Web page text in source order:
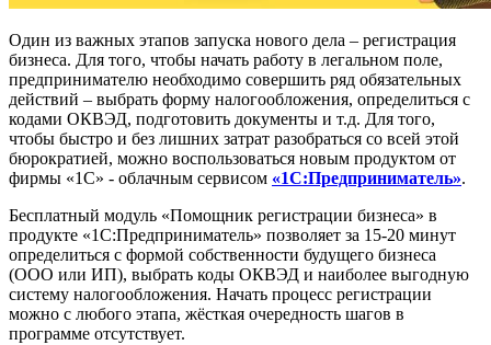
Один из важных этапов запуска нового дела – регистрация
бизнеса. Для того, чтобы начать работу в легальном поле,
предпринимателю необходимо совершить ряд обязательных
действий – выбрать форму налогообложения, определиться с
кодами ОКВЭД, подготовить документы и т.д. Для того,
чтобы быстро и без лишних затрат разобраться со всей этой
бюрократией, можно воспользоваться новым продуктом от
фирмы «1С» - облачным сервисом «1С:Предприниматель».
Бесплатный модуль «Помощник регистрации бизнеса» в
продукте «1С:Предприниматель» позволяет за 15-20 минут
определиться с формой собственности будущего бизнеса
(ООО или ИП), выбрать коды ОКВЭД и наиболее выгодную
систему налогообложения. Начать процесс регистрации
можно с любого этапа, жёсткая очередность шагов в
программе отсутствует.